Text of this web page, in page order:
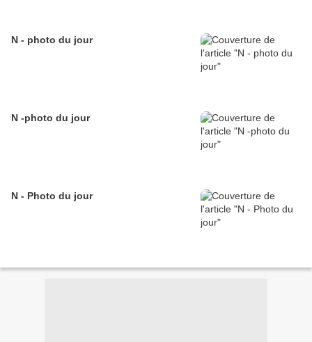
N - photo du jour
N -photo du jour
N - Photo du jour